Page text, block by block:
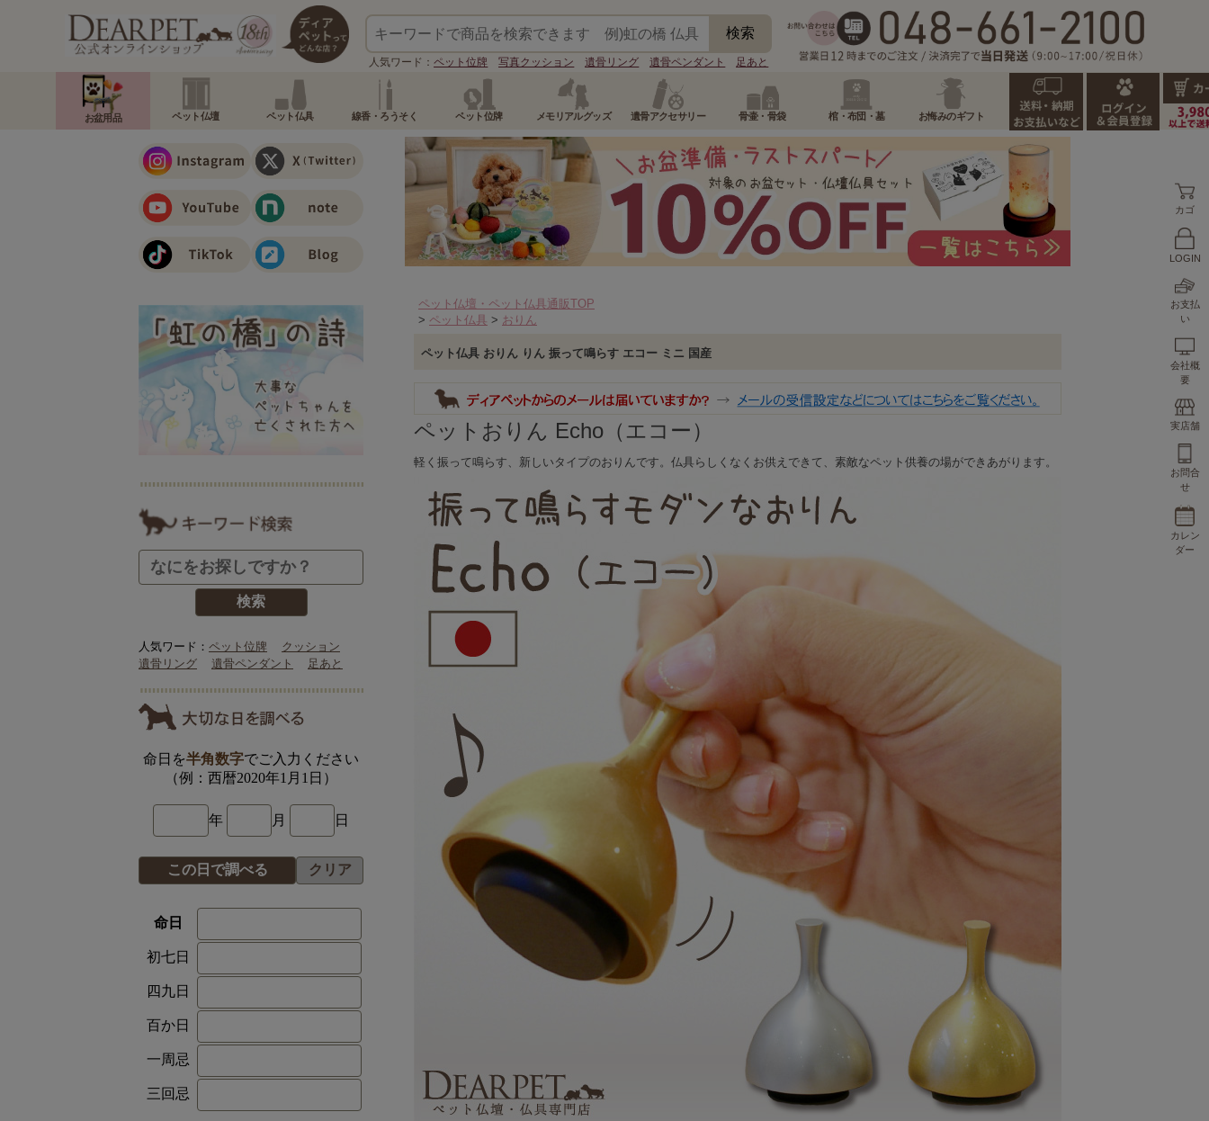
人気ワード：ペット位牌 写真クッション 遺骨リング 遺骨ペンダント 足あと
お盆用品 ペット仏壇 ペット仏具 線香・ろうそく ペット位牌 メモリアルグッズ 遺骨アクセサリー 骨壷・骨袋 棺・布団・墓 お悔みのギフト
カゴ
LOGIN
お支払
い
会社概
要
実店舗
お問合
せ
カレン
ダー
ペット仏壇・ペット仏具通販TOP
> ペット仏具 > おりん
ペット仏具 おりん りん 振って鳴らす エコー ミニ 国産
ペットおりん Echo（エコー）
軽く振って鳴らす、新しいタイプのおりんです。仏具らしくなくお供えできて、素敵なペット供養の場ができあがります。